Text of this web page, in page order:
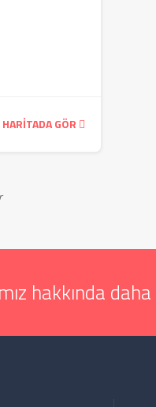
HARITADA GÖR
hakkında